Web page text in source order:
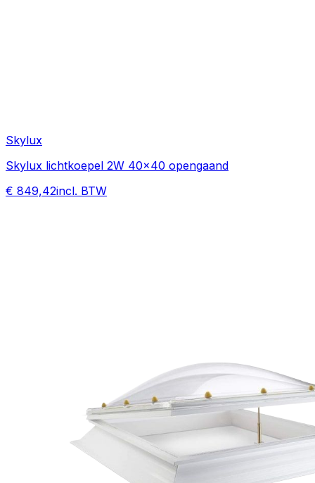
Skylux
Skylux lichtkoepel 2W 40x40 opengaand
€ 849,42incl. BTW